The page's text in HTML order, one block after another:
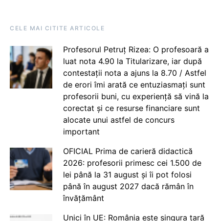
CELE MAI CITITE ARTICOLE
Profesorul Petruț Rizea: O profesoară a
luat nota 4.90 la Titularizare, iar după
contestații nota a ajuns la 8.70 / Astfel
de erori îmi arată ce entuziasmați sunt
profesorii buni, cu experiență să vină la
corectat și ce resurse financiare sunt
alocate unui astfel de concurs
important
OFICIAL Prima de carieră didactică
2026: profesorii primesc cei 1.500 de
lei până la 31 august și îi pot folosi
până în august 2027 dacă rămân în
învățământ
Unici în UE: România este singura țară